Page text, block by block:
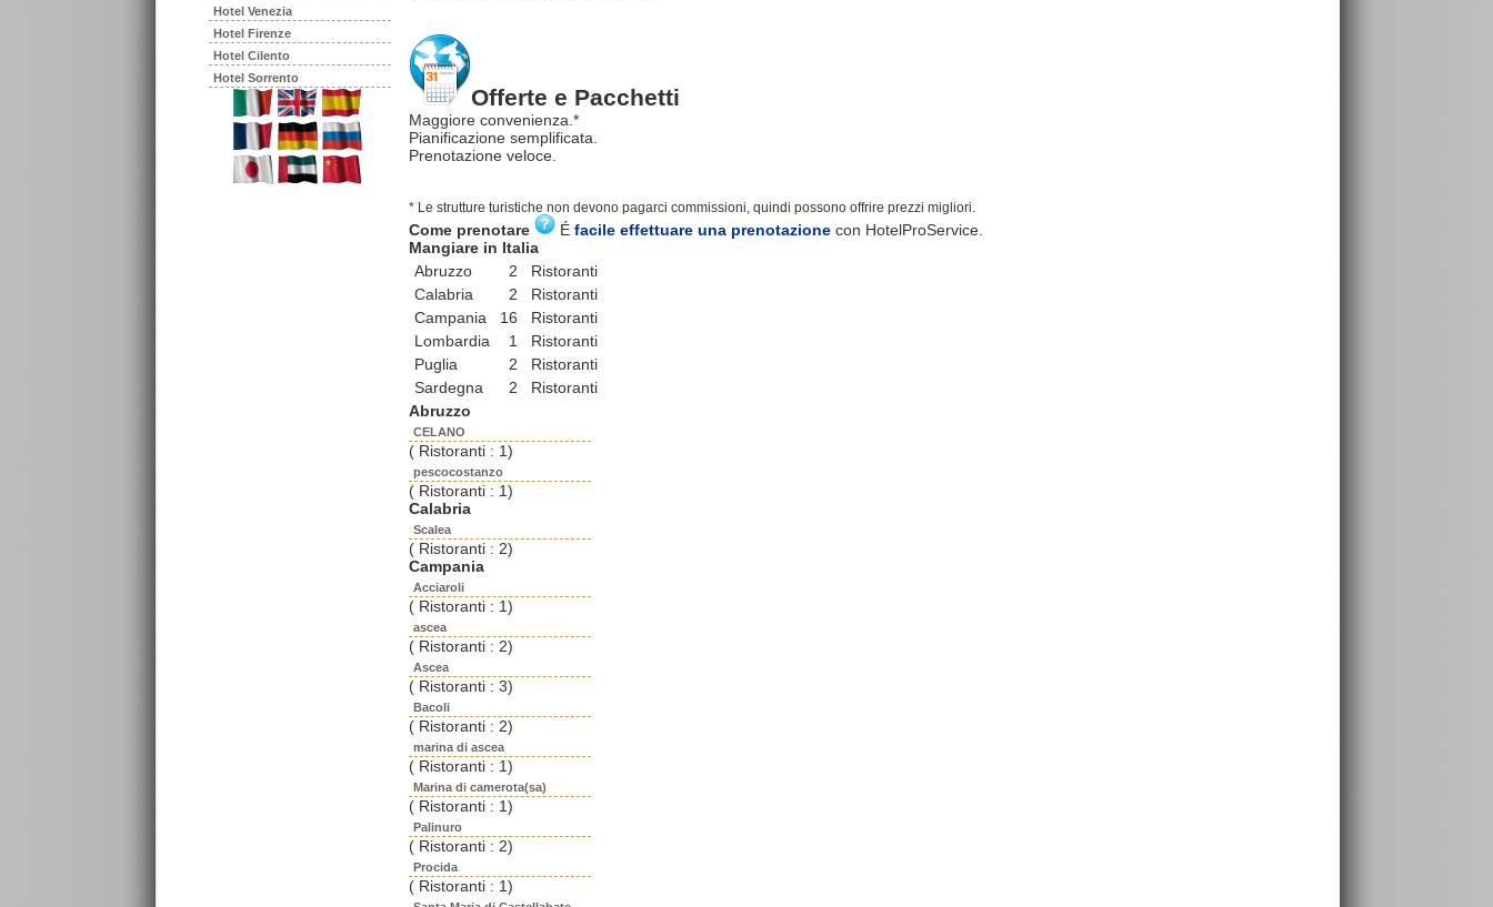
Hotel Venezia
Hotel Firenze
Hotel Cilento
Hotel Sorrento
Offerte e Pacchetti
Maggiore convenienza.*
Pianificazione semplificata.
Prenotazione veloce.
* Le strutture turistiche non devono pagarci commissioni, quindi possono offrire prezzi migliori.
Come prenotare É facile effettuare una prenotazione con HotelProService.
Mangiare in Italia
Abruzzo
2 Ristoranti
Calabria
2 Ristoranti
Campania
16 Ristoranti
Lombardia
1 Ristoranti
Puglia
2 Ristoranti
Sardegna
2 Ristoranti
Abruzzo
CELANO
( Ristoranti : 1)
pescocostanzo
( Ristoranti : 1)
Calabria
Scalea
( Ristoranti : 2)
Campania
Acciaroli
( Ristoranti : 1)
ascea
( Ristoranti : 2)
Ascea
( Ristoranti : 3)
Bacoli
( Ristoranti : 2)
marina di ascea
( Ristoranti : 1)
Marina di camerota(sa)
( Ristoranti : 1)
Palinuro
( Ristoranti : 2)
Procida
( Ristoranti : 1)